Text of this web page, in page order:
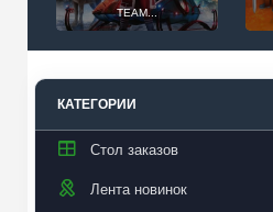
TEAM...
КАТЕГОРИИ
Стол заказов
Лента новинок